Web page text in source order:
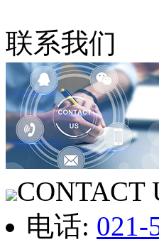
联系我们
CONTACT
电话: 021-